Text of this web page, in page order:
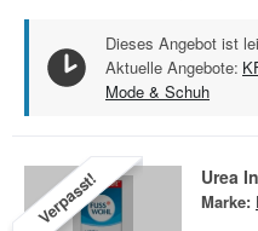
Dieses Angebot ist
Aktuelle Angebote:
Mode & Schuh
Verpasst! Urea
Marke: